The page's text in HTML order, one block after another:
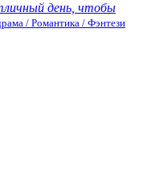
день, чтобы
/ Романтика / Фэнтези